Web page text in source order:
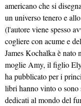
americano che si
un universo tenero e
(l'autore viene spesso
cogliere con acume e
James Kochalka è nato
moglie Amy, il figlio Ely
ha pubblicato per i
libri hanno vinto o
dedicati al mondo del